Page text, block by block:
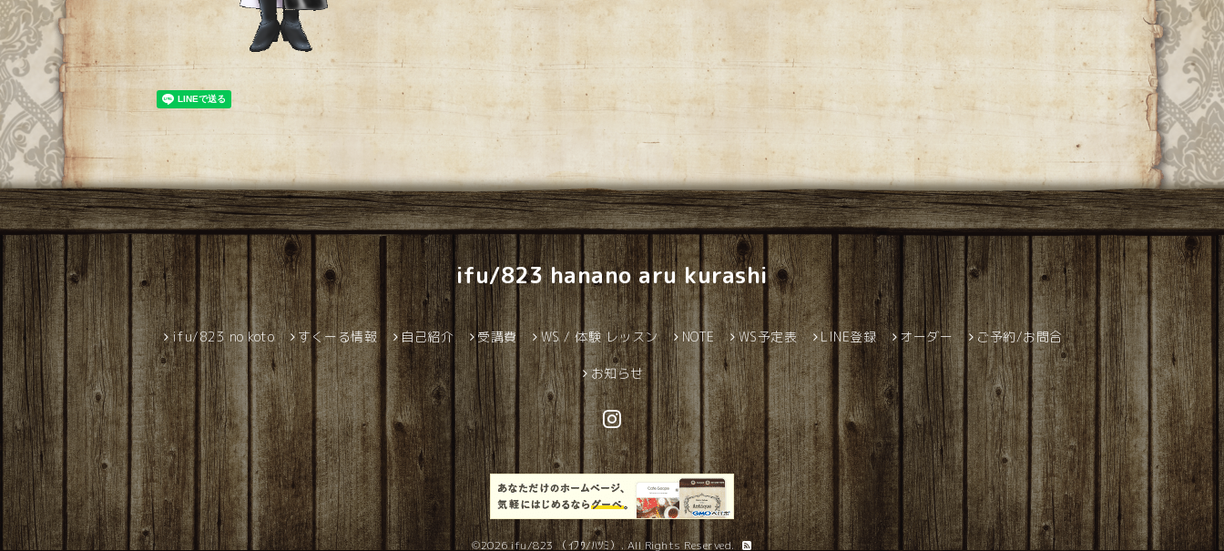
ifu/823 hanano aru kurashi
ifu/823 no koto すくーる情報 自己紹介 受講費 WS / 体験 レッスン NOTE WS予定表 LINE登録 オーダー ご予約/お問合
お知らせ
©2026ifu/823 （ｲﾌｳ/ﾊﾂﾐ）. All Rights Reserved.